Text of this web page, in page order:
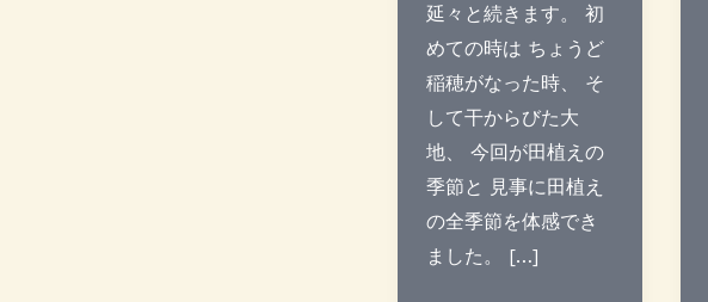
延々と続きます。 初
めての時は ちょうど
稲穂がなった時、 そ
して干からびた大
地、 今回が田植えの
季節と 見事に田植え
の全季節を体感でき
ました。 […]